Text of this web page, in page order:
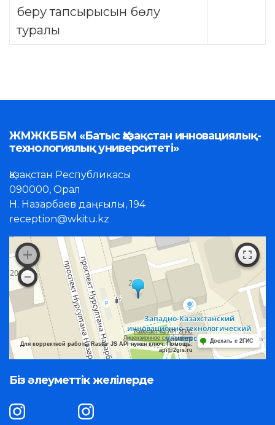
беру тапсырысын бөлу
туралы
ЖМЖКББМ «Батыс Қазақстан инновациялық-
технологиялық университеті»
Қазақстан Республикасы
090000, Орал
Н. Назарбаев даңғылы, 194
reception@wkitu.kz
Работает на API 2ГИС
Лицензионное соглашение
Для корректной работы Raster JS API нужен ключ. Помощь:
api@2gis.ru
Доехать с 2ГИС
Біз әлеуметтік желілерде